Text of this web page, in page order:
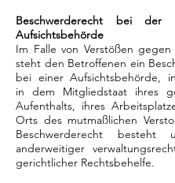
Beschwerderecht bei der
Aufsichtsbehörde
Im Falle von Verstößen gegen
steht den Betroffenen ein
bei einer Aufsichtsbehörde,
in dem Mitgliedstaat ihres
Aufenthalts, ihres
Orts des mutmaßlichen
Beschwerderecht besteht
anderweitiger
gerichtlicher Rechtsbehelfe.